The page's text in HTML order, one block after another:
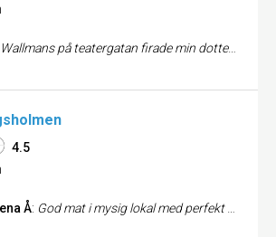
Wallmans på teatergatan firade min dotter och sambos födelsedag . Bra bemötande från att jag köpte biljetterna och bra service innan och under showen
4.5
Å: God mat i mysig lokal med perfekt service! Inget problem att en i sällskapet var glutenintolerant heller.